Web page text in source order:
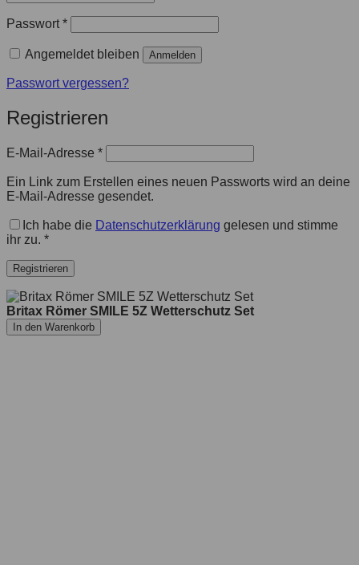
Passwort*
Angemeldet bleiben Anmelden
Passwort vergessen?
Registrieren
E-Mail-Adresse *
Ein Link zum Erstellen eines neuen Passworts wird an deine
E-Mail-Adresse gesendet.
Ich habe die Datenschutzerklärung gelesen und stimme
ihr zu. *
Registrieren
Britax Römer SMILE 5Z Wetterschutz Set
In den Warenkorb